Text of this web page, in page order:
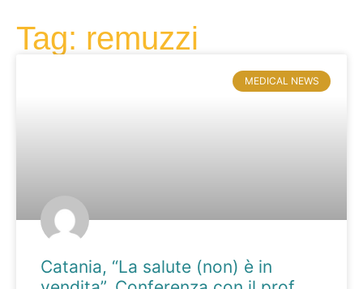
Tag: remuzzi
MEDICAL NEWS
Catania, “La salute (non) è in